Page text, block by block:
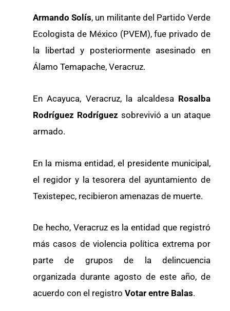
Armando Solís, un militante del Partido Verde
Ecologista de México (PVEM), fue privado de
la libertad y posteriormente asesinado en
Álamo Temapache, Veracruz.
En Acayuca, Veracruz, la alcaldesa Rosalba
Rodríguez Rodríguez sobrevivió a un ataque
armado.
En la misma entidad, el presidente municipal,
el regidor y la tesorera del ayuntamiento de
Texistepec, recibieron amenazas de muerte.
De hecho, Veracruz es la entidad que registró
más casos de violencia política extrema por
parte de grupos de la delincuencia
organizada durante agosto de este año, de
acuerdo con el registro Votar entre Balas.